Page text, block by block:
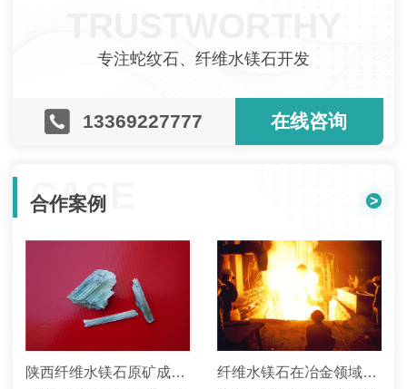
专注蛇纹石、纤维水镁石开发
13369227777 在线咨询
CASE
合作案例 >
陕西纤维水镁石原矿成功案例 纤维水镁石在冶金领域的合作案例